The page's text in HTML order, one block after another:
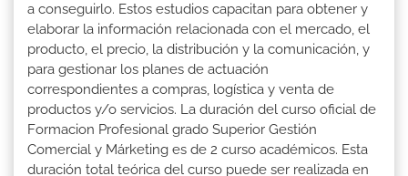
a conseguirlo. Estos estudios capacitan para obtener y
elaborar la información relacionada con el mercado, el
producto, el precio, la distribución y la comunicación, y
para gestionar los planes de actuación
correspondientes a compras, logística y venta de
productos y/o servicios. La duración del curso oficial de
Formacion Profesional grado Superior Gestión
Comercial y Márketing es de 2 curso académicos. Esta
duración total teórica del curso puede ser realizada en